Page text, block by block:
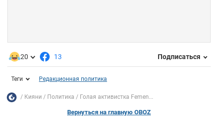
20 13 Подписаться
Теги Редакционная политика
Кияни Политика Голая активистка Femen...
Вернуться на главную OBOZ